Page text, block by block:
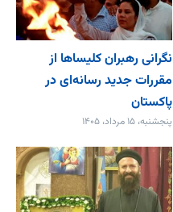
نگرانی رهبران کلیساها از
مقررات جدید رسانه‌ای در
پاکستان
پنجشنبه، ۱۵ مرداد، ۱۴۰۵